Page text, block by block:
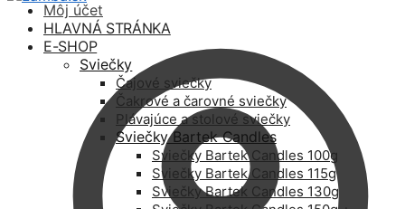
Môj účet
HLAVNÁ STRÁNKA
E-SHOP
Sviečky
Čajové sviečky
Čakrové a čarovné sviečky
Plávajúce a stolové sviečky
Sviečky Bartek Candles
Sviečky Bartek Candles 100g
Sviečky Bartek Candles 115g
Sviečky Bartek Candles 130g